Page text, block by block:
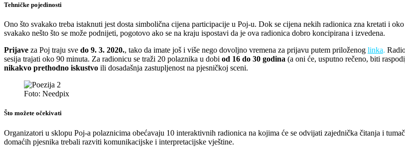
Tehničke pojedinosti
Ono što svakako treba istaknuti jest dosta simbolična cijena participacije u Poj-u. Dok se cijena nekih radionica zna kretati i
svakako nešto što se može podnijeti, pogotovo ako se na kraju ispostavi da je ova radionica dobro koncipirana i izvedena.
Prijave za Poj traju sve do 9. 3. 2020., tako da imate još i više nego dovoljno vremena za prijavu putem priloženog linka.
sesija trajati oko 90 minuta. Za radionicu se traži 20 polaznika u dobi od 16 do 30 godina (a oni će, usputno rečeno, biti
nikakvo prethodno iskustvo ili dosadašnja zastupljenost na pjesničkoj sceni.
Foto: Needpix
Što možete očekivati
Organizatori u sklopu Poj-a polaznicima obećavaju 10 interaktivnih radionica na kojima će se odvijati zajednička čitanja i
domaćih pjesnika trebali razviti komunikacijske i interpretacijske vještine.